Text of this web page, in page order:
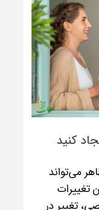
می‌تواند
تغییرات
تغییر در